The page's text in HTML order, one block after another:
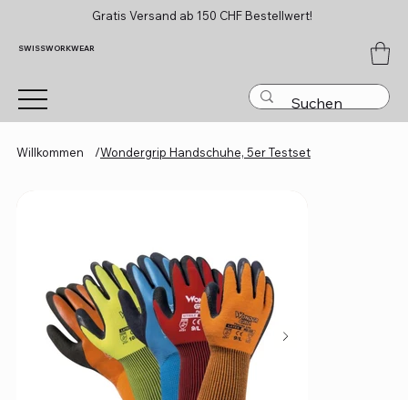
Gratis Versand ab 150 CHF Bestellwert!
SWISSWORKWEAR
Willkommen /Wondergrip Handschuhe, 5er Testset